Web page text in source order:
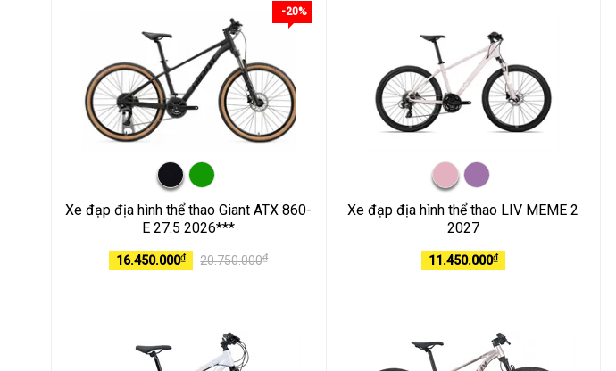
-20%
Xe đạp địa hình thể thao Giant ATX 860-
E 27.5 2026***
16.450.000₫ 20.750.000₫
Xe đạp địa hình thể thao LIV MEME 2
2027
11.450.000₫